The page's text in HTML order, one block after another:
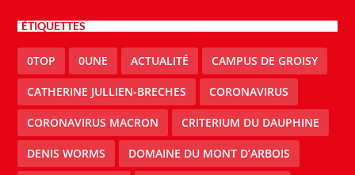
ÉTIQUETTES
0TOP 0UNE ACTUALITÉ CAMPUS DE GROISY
CATHERINE JULLIEN-BRECHES CORONAVIRUS
CORONAVIRUS MACRON CRITERIUM DU DAUPHINE
DENIS WORMS DOMAINE DU MONT D’ARBOIS